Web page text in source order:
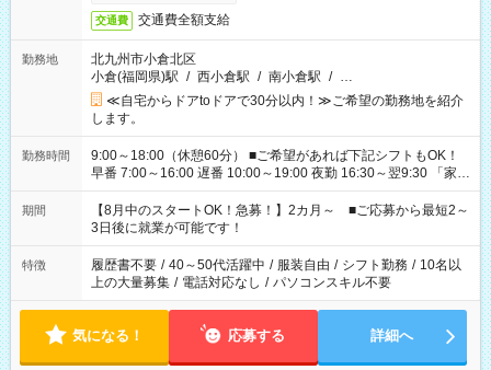
交通費 交通費全額支給
勤務地
北九州市小倉北区
小倉(福岡県)駅 / 西小倉駅 / 南小倉駅 / …
≪自宅からドアtoドアで30分以内！≫ご希望の勤務地を紹介
します。
勤務時間
9:00～18:00（休憩60分） ■ご希望があれば下記シフトもOK！
早番 7:00～16:00 遅番 10:00～19:00 夜勤 16:30～翌9:30 「家族
と休みを合わせたい」 「余裕を持って夕飯の準備がしたい」
「できれば残業はしたくない」 など、ご希望を教えてください
ね。 ※Wワーク希望の方へ 今ご覧のお仕事で希望する勤務時間
と、もう1つのお仕事の勤務時間。 合計で週40時間を超える場
合は応募できません。
期間
【8月中のスタートOK！急募！】2カ月～ ■ご応募から最短2～
3日後に就業が可能です！
特徴 履歴書不要 / 40～50代活躍中 / 服装自由 / シフト勤務 / 10名以
上の大量募集 / 電話対応なし / パソコンスキル不要
気になる！ 応募する 詳細へ